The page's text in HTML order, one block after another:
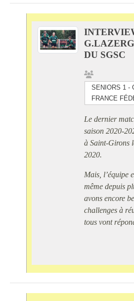
DU SGSC
SENIORS 1 -
FRANCE
Le dernier
saison 2020-
à Saint-Girons
2020.
Mais, l’équipe
même depuis
avons encore
challenges à
tous vont